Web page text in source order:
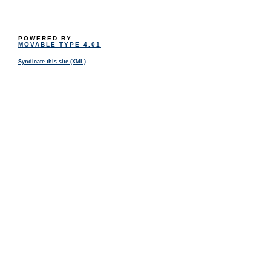
POWERED BY
MOVABLE TYPE 4.01
Syndicate this site (XML)